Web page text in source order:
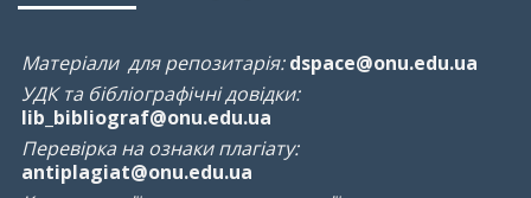
Матеріали для репозитарія: dspace@onu.edu.ua
УДК та бібліографічні довідки:
lib_bibliograf@onu.edu.ua
Перевірка на ознаки плагіату:
antiplagiat@onu.edu.ua